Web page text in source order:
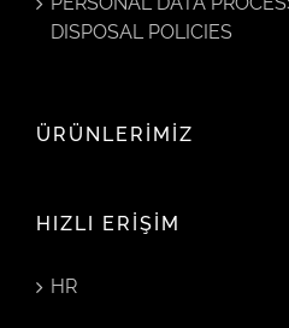
DISPOSAL POLICIES
ÜRÜNLERİMİZ
HIZLI ERİŞİM
HR